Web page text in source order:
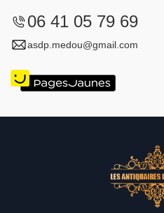
06 41 05 79 69
asdp.medou@gmail.com